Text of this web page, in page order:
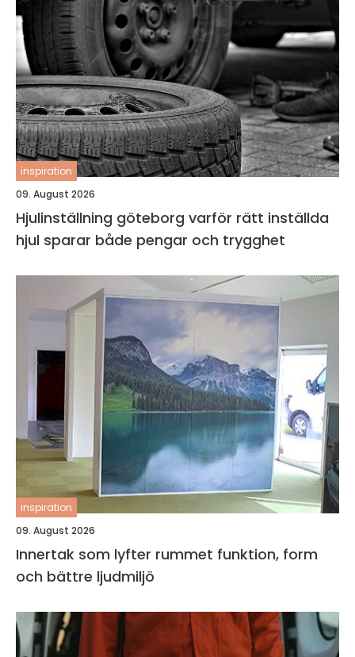
inspiration
09. August 2026
Hjulinställning göteborg varför rätt inställda
hjul sparar både pengar och trygghet
inspiration
09. August 2026
Innertak som lyfter rummet funktion, form
och bättre ljudmiljö